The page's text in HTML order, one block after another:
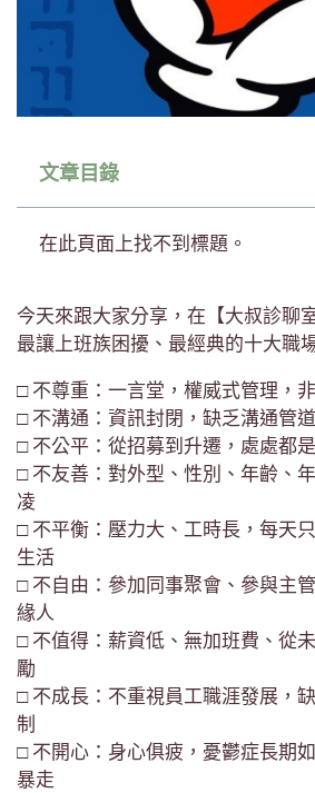
文章目錄
在此頁面上找不到標題。
今天來跟大家分享，在【大叔診聊
最讓上班族困擾、最經典的十大職
□ 不尊重：一言堂，權威式管理，
□ 不溝通：資訊封閉，缺乏溝通管
□ 不公平：從招募到升遷，處處都
□ 不友善：對外型、性別、年齡、
凌
□ 不平衡：壓力大、工時長，每天
生活
□ 不自由：參加同事聚會、參與主
緣人
□ 不值得：薪資低、無加班費、從
勵
□ 不成長：不重視員工職涯發展，
制
□ 不開心：身心俱疲，憂鬱症長期
暴走